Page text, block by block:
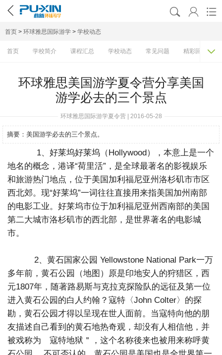
   
首页 > 环球雅思国际游学 > 学校动态
首页 学校简介 课程汇总 学校动态 常见问题 精彩回顾 
环球雅思美国游学夏令营分享美国
游学必去的三个景点
环球雅思国际游学夏令营 | 2016-05-28
摘要： 美国游学必去的三个景点。
1、好莱坞好莱坞（Hollywood），本意上是一个
地名的概念，港译“荷里活”，是全球最著名的影视娱乐
和旅游热门地点，位于美国加利福尼亚州洛杉矶市市区
西北郊。现“好莱坞”一词往往直接用来指美国加州南部
的电影工业。好莱坞市位于加利福尼亚州西南部的美国
第二大城市洛杉矶市的西北部，是世界著名的电影城
市。
2、黄石国家公园 Yellowstone National Park一万
多年前，黄石公园（地图）原是印地安人的狩猎区，西
元1807年，随著路易斯与克拉克探险队的远征及第一位
进入黄石公园的白人约翰？寇特〈John Colter〉的探
勘，黄石公园才得以呈现在世人面前。当寇特向他的朋
友描述自己看到的黄石地热奇观，却没有人相信他，并
被戏称为 寇特地狱＂，这个名称後来也被用来称呼黄